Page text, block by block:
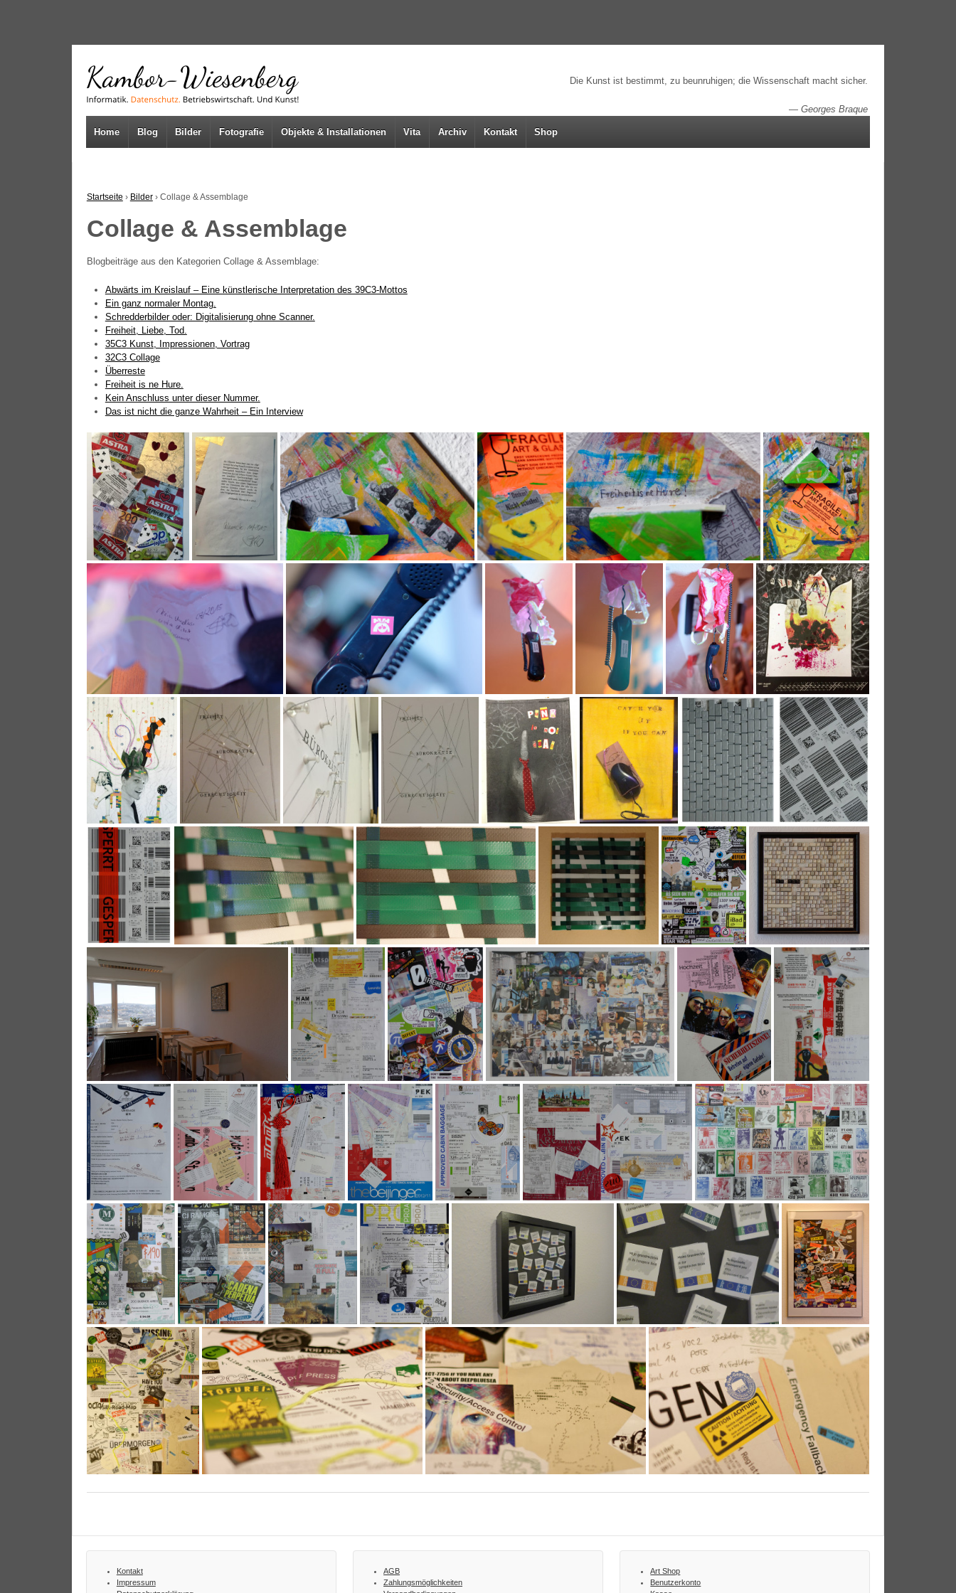
↓
MAIN
CONTENT
Die Kunst ist bestimmt, zu beunruhigen; die Wissenschaft macht sicher.
—Georges Braque
Home Blog Bilder Fotografie Objekte & Installationen Vita Archiv Kontakt Shop
Startseite › Bilder › Collage & Assemblage
Collage & Assemblage
Blog­bei­trä­ge aus den Kate­go­rien Col­la­ge & Assemblage:
Abwärts im Kreis­lauf – Eine künst­le­ri­sche Inter­pre­ta­ti­on des 39C3-Mottos
Ein ganz nor­ma­ler Montag.
Schred­der­bil­der oder: Digi­ta­li­sie­rung ohne Scanner.
Frei­heit, Lie­be, Tod.
35C3Kunst, Impres­sio­nen, Vortrag
32C3Collage
Über­res­te
Frei­heit is ne Hure.
Kein Anschluss unter die­ser Nummer.
Das ist nicht die gan­ze Wahr­heit – Ein Interview
Kontakt
Impressum
AGB
Zahlungsmöglichkeiten
Art Shop
Benutzerkonto